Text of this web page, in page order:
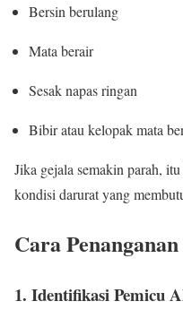
Bersin berulang
Mata berair
Sesak napas ringan
Bibir atau kelopak mata
Jika gejala semakin parah,
kondisi darurat yang
Cara
1. Identifikasi Pemicu